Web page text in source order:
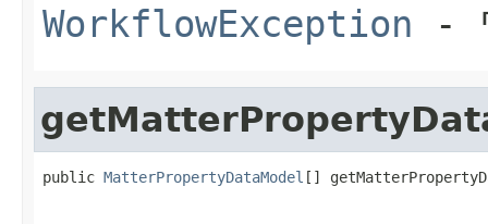
WorkflowException -
public MatterPropertyDataModel []